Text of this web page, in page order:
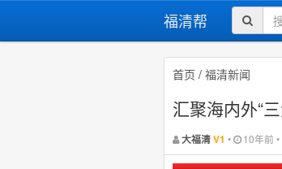
福清帮
首页 / 福清新闻
汇聚海内外“
大福清V1 • 10年前